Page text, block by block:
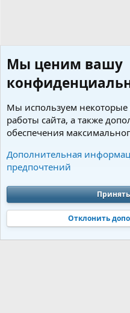
Пользователи
Cookies Charm by DCom
Обратная связь
Условия и
Политика конфиденциальности
Community platform by XenForo® ©
Jumuro®|Media embeds via s9e/
Мы ценим вашу
Мы используем некоторые
работы сайта, а также
обеспечения
Дополнительная
предпочтений
Отклонить